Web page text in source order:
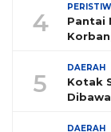
4
Pantai
5
DAERAH
Kotak
DAERAH